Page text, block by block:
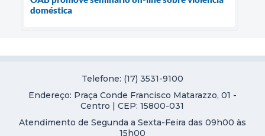
doméstica
Telefone: (17) 3531-9100
Endereço: Praça Conde Francisco Matarazzo, 01 -
Centro | CEP: 15800-031
Atendimento de Segunda a Sexta-Feira das 09h00 às
15h00